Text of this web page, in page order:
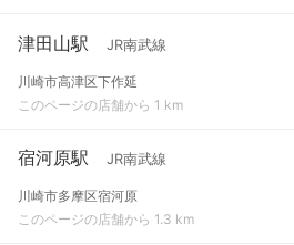
津田山駅 JR南武線
川崎市高津区下作延
このページの店舗から 1 km
宿河原駅 JR南武線
川崎市多摩区宿河原
このページの店舗から 1.3 km